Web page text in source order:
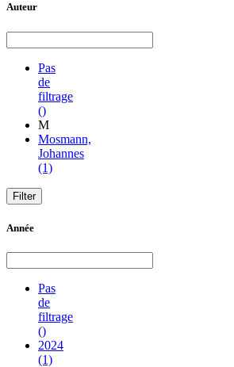
Auteur
Pas
de
filtrage
()
M
Mosmann,
Johannes
(1)
Année
Pas
de
filtrage
()
2024
(1)